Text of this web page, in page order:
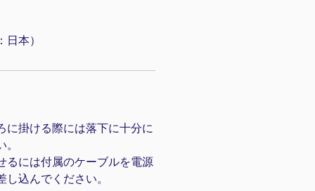
日本）
に掛ける際には落下に十分に
るには付属のケーブルを電源
込んでください。